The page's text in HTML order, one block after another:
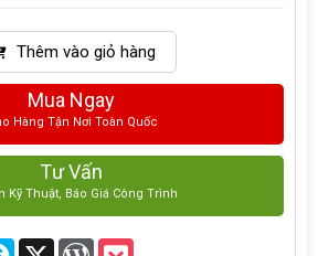
Thêm vào giỏ hàng
Mua Ngay
Hàng Tận Nơi Toàn Quốc
Tư Vấn
Kỹ Thuật, Báo Giá Công Trình
Skype X WordPress